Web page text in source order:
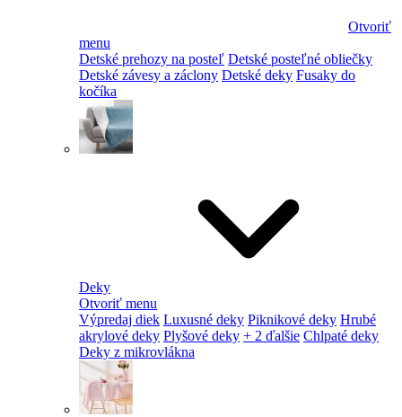
Otvoriť
menu
Detské prehozy na posteľ Detské posteľné obliečky
Detské závesy a záclony Detské deky Fusaky do
kočíka
Deky
Otvoriť menu
Výpredaj diek Luxusné deky Piknikové deky Hrubé
akrylové deky Plyšové deky + 2 ďalšie Chlpaté deky
Deky z mikrovlákna